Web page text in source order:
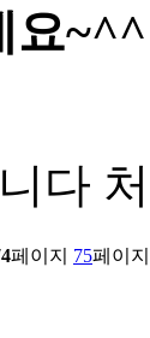
요~^^
다
페이지 75페이지